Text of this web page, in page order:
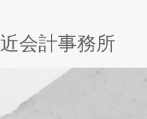
会計事務所